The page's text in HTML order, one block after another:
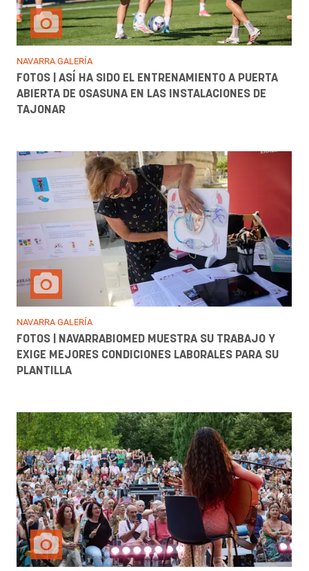
NAVARRA GALERÍA
FOTOS | ASÍ HA SIDO EL ENTRENAMIENTO A PUERTA
ABIERTA DE OSASUNA EN LAS INSTALACIONES DE
TAJONAR
NAVARRA GALERÍA
FOTOS | NAVARRABIOMED MUESTRA SU TRABAJO Y
EXIGE MEJORES CONDICIONES LABORALES PARA SU
PLANTILLA